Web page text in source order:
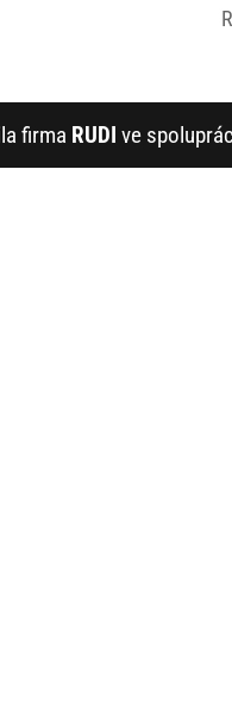
firma RUDI ve